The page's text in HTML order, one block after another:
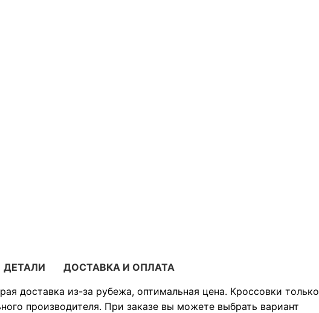
ДЕТАЛИ
ДОСТАВКА И ОПЛАТА
доставка из-за рубежа, оптимальная цена. Кроссовки только
производителя. При заказе вы можете выбрать вариант